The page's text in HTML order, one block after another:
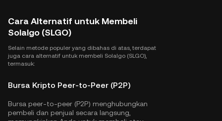
Cara Alternatif untuk Membeli
Solalgo (SLGO)
Selain metode populer yang dibahas di atas, terdapat
juga cara alternatif untuk membeli Solalgo (SLGO),
termasuk:
Bursa Kripto Peer-to-Peer (P2P)
Bursa peer-to-peer (P2P) menghubungkan
pembeli dan penjual secara langsung,